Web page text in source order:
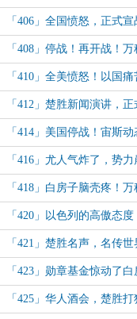
的！熊猫：？？？
「406」全国愤怒，正式
一次，美国能赢吗？
「408」停战！再开战！
画K线！摩德特工来袭：楚
了！
「410」全美愤怒！以国
糕，我们招惹了个最大的麻
「412」楚胜新闻演讲，
油人！
「414」美国停战！宙斯
这次要大开杀戒！全美沸腾
「416」尤人气炸了，势力
加纱新闻资料传回来了！
「418」白房子脑壳疼！
请楚胜！
「420」以色列的高傲态
爷推特怒骂：自以为是，贪
「421」楚胜名声，名传世
「423」勋章基金惊动了白
楚胜的国籍问题！
「425」华人酒会，楚胜打